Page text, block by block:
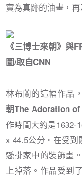
實為真跡的油畫，
《三博士來朝》與
圖/取自CNN
林布蘭的這幅作品
朝The Adoration of
作時間大約是1632-
x 44.5公分。在受到
懸掛家中的裝飾畫
上掉落。作品受到